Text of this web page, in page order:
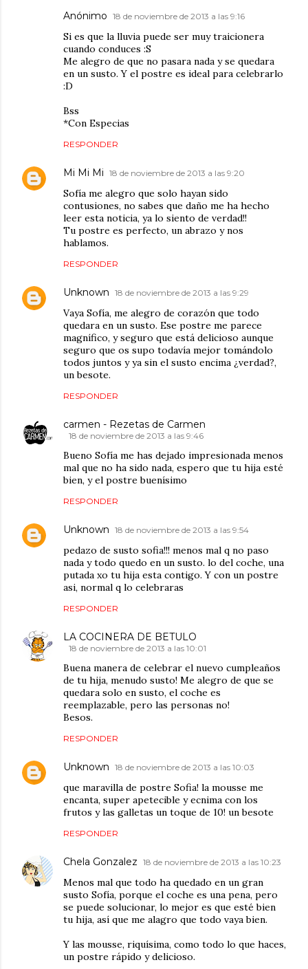
Anónimo 18 de noviembre de 2013 a las 9:16
Si es que la lluvia puede ser muy traicionera
cuando conduces :S
Me alegro de que no pasara nada y se quedara
en un susto. Y el postre es ideal para celebrarlo
:D
Bss
*Con Especias
RESPONDER
Mi Mi Mi 18 de noviembre de 2013 a las 9:20
Sofía me alegro que solo hayan sido
contusiones, no sabes que daño me ha hecho
leer esta noticia, ya lo siento de verdad!!
Tu postre es perfecto, un abrazo y nos
hablamos.
RESPONDER
Unknown 18 de noviembre de 2013 a las 9:29
Vaya Sofía, me alegro de corazón que todo
quedara en un susto. Ese postre me parece
magnífico, y seguro que está delicioso aunque
seguro que os supo todavía mejor tomándolo
todos juntos y ya sin el susto encima ¿verdad?,
un besote.
RESPONDER
carmen - Rezetas de Carmen
18 de noviembre de 2013 a las 9:46
Bueno Sofía me has dejado impresionada menos
mal que no ha sido nada, espero que tu hija esté
bien, y el postre buenísimo
RESPONDER
Unknown 18 de noviembre de 2013 a las 9:54
pedazo de susto sofia!!! menos mal q no paso
nada y todo quedo en un susto. lo del coche, una
putada xo tu hija esta contigo. Y con un postre
asi, normal q lo celebraras
RESPONDER
LA COCINERA DE BETULO
18 de noviembre de 2013 a las 10:01
Buena manera de celebrar el nuevo cumpleaños
de tu hija, menudo susto! Me alegro de que se
quedara solo en susto, el coche es
reemplazable, pero las personas no!
Besos.
RESPONDER
Unknown 18 de noviembre de 2013 a las 10:03
que maravilla de postre Sofia! la mousse me
encanta, super apetecible y ecnima con los
frutos y las galletas un toque de 10! un besote
RESPONDER
Chela Gonzalez 18 de noviembre de 2013 a las 10:23
Menos mal que todo ha quedado en un gran
susto Sofía, porque el coche es una pena, pero
se puede solucionar, lo mejor es que esté bien
tu hija, así que me alagro que todo vaya bien.
Y las mousse, riquísima, como todo lo que haces,
un postre rápido y delicioso.